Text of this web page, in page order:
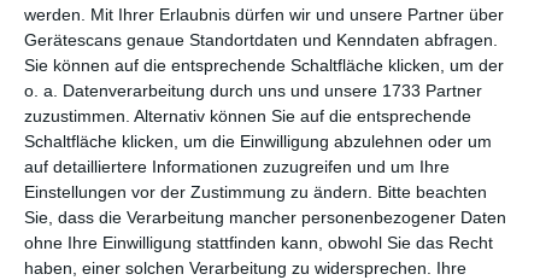
werden.
Mit Ihrer Erlaubnis dürfen wir und unsere Partner über
Gerätescans genaue Standortdaten und Kenndaten abfragen.
Sie können auf die entsprechende Schaltfläche klicken, um der
o. a. Datenverarbeitung durch uns und unsere 1733 Partner
zuzustimmen. Alternativ können Sie auf die entsprechende
Schaltfläche klicken, um die Einwilligung abzulehnen oder um
auf detailliertere Informationen zuzugreifen und um Ihre
Einstellungen vor der Zustimmung zu ändern.
Bitte beachten
Sie, dass die Verarbeitung mancher personenbezogener Daten
ohne Ihre Einwilligung stattfinden kann, obwohl Sie das Recht
haben, einer solchen Verarbeitung zu widersprechen. Ihre